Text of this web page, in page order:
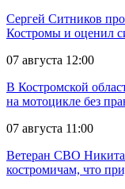
Сергей Ситников
Костромы и оценил
07 августа 12:00
В Костромской
на мотоцикле без
07 августа 11:00
Ветеран СВО
костромичам, что